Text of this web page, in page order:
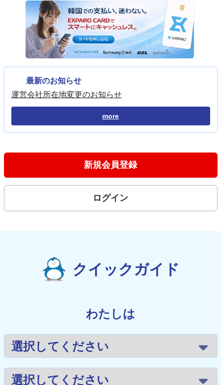
最新のお知らせ
運営会社所在地変更のお知らせ
more
新規会員登録
ログイン
クイックガイド
わたしは